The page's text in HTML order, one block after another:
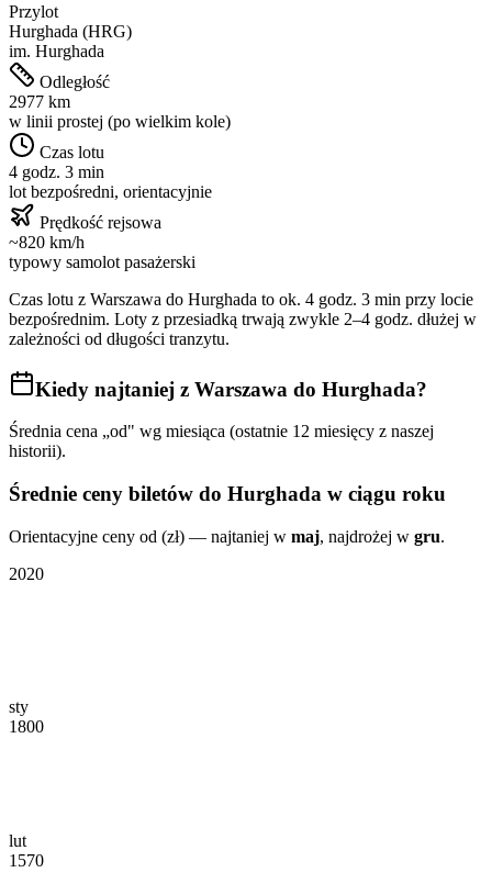
Przylot
Hurghada (HRG)
im. Hurghada
Odległość
2977 km
w linii prostej (po wielkim kole)
Czas lotu
4 godz. 3 min
lot bezpośredni, orientacyjnie
Prędkość rejsowa
~820 km/h
typowy samolot pasażerski
Czas lotu z Warszawa do Hurghada to ok. 4 godz. 3 min przy locie
bezpośrednim. Loty z przesiadką trwają zwykle 2–4 godz. dłużej w
zależności od długości tranzytu.
Kiedy najtaniej z Warszawa do Hurghada?
Średnia cena „od" wg miesiąca (ostatnie 12 miesięcy z naszej
historii).
Średnie ceny biletów do Hurghada w ciągu roku
Orientacyjne ceny od (zł) — najtaniej w maj, najdrożej w gru.
2020
sty
1800
lut
1570